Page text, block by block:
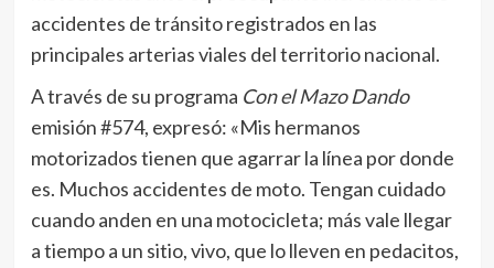
accidentes de tránsito registrados en las
principales arterias viales del territorio nacional.
A través de su programa Con el Mazo Dando
emisión #574, expresó: «Mis hermanos
motorizados tienen que agarrar la línea por donde
es. Muchos accidentes de moto. Tengan cuidado
cuando anden en una motocicleta; más vale llegar
a tiempo a un sitio, vivo, que lo lleven en pedacitos,